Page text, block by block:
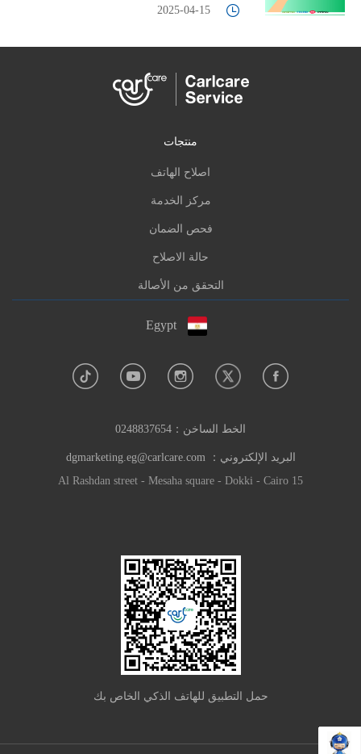
2025-04-15
منتجات
اصلاح الهاتف
مركز الخدمة
فحص الضمان
حالة الاصلاح
التحقق من الأصالة
Egypt
الخط الساخن： 0248837654
البريد الإلكتروني： dgmarketing.eg@carlcare.com
15 Al Rashdan street - Mesaha square - Dokki - Cairo
حمل التطبيق للهاتف الذكي الخاص بك